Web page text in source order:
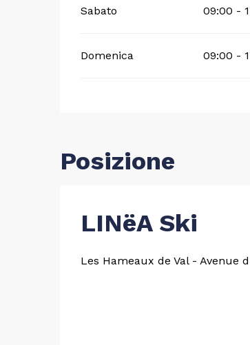
Sabato 09:00 -
Domenica 09:00 -
Posizione
LINëA Ski
Les Hameaux de Val - Avenue